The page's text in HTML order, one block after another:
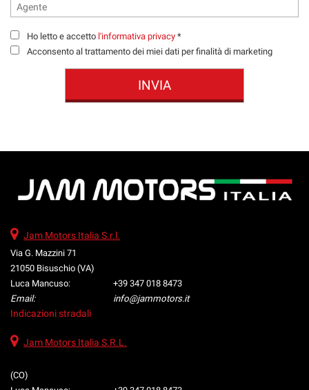
Ho letto e accetto l'informativa privacy *
Acconsento al trattamento dei miei dati per finalità di marketing
Jam Motors Italia S.r.l.
Via G. Mazzini 71
21050 Bisuschio (VA)
Luca Mancuso:
+39 347 018 8473
Email:
info@jammotors.it
Indicazioni stradali
Jam Motors Italia S.R.L.
(CO)